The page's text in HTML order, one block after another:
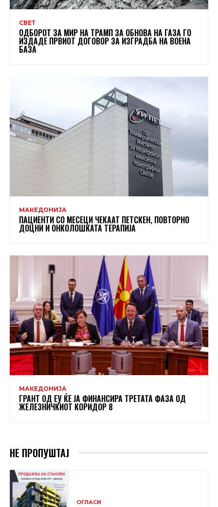
СВЕТ
ОДБОРОТ ЗА МИР НА ТРАМП ЗА ОБНОВА НА ГАЗА ГО
ИЗДАДЕ ПРВИОТ ДОГОВОР ЗА ИЗГРАДБА НА ВОЕНА
БАЗА
МАКЕДОНИЈА
ПАЦИЕНТИ СО МЕСЕЦИ ЧЕКААТ ПЕТСКЕН, ПОВТОРНО
ДОЦНИ И ОНКОЛОШКАТА ТЕРАПИЈА
МАКЕДОНИЈА
ГРАНТ ОД ЕУ ЌЕ ЈА ФИНАНСИРА ТРЕТАТА ФАЗА ОД
ЖЕЛЕЗНИЧКИОТ КОРИДОР 8
НЕ ПРОПУШТАЈ
ОГЛАСИ